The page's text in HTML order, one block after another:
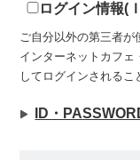
ログイン情報(
ご自分以外の第三者が
インターネットカフェ
してログインされるこ
ID・